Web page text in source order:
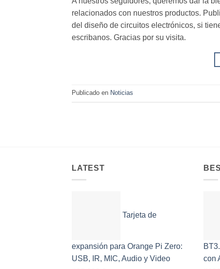
relacionados con nuestros productos.
del diseño de circuitos electrónicos, si
escribanos. Gracias por su visita.
Publicado en Noticias
LATEST
Tarjeta de
expansión para Orange Pi Zero:
USB, IR, MIC, Audio y Video
con